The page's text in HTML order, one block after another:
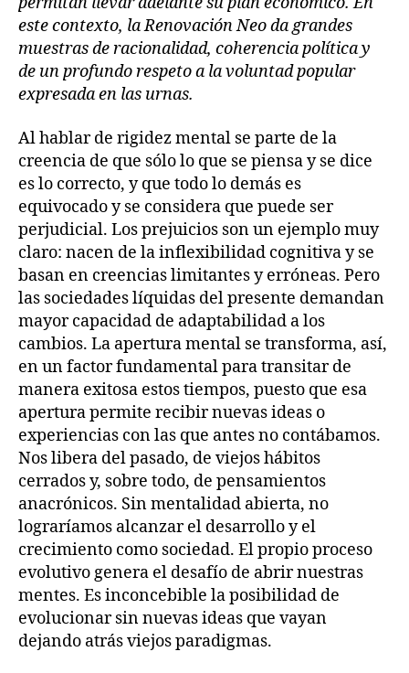
este contexto, la Renovación Neo da grandes
muestras de racionalidad, coherencia política y
de un profundo respeto a la voluntad popular
expresada en las urnas.
Al hablar de rigidez mental se parte de la
creencia de que sólo lo que se piensa y se dice
es lo correcto, y que todo lo demás es
equivocado y se considera que puede ser
perjudicial. Los prejuicios son un ejemplo muy
claro: nacen de la inflexibilidad cognitiva y se
basan en creencias limitantes y erróneas. Pero
las sociedades líquidas del presente demandan
mayor capacidad de adaptabilidad a los
cambios. La apertura mental se transforma, así,
en un factor fundamental para transitar de
manera exitosa estos tiempos, puesto que esa
apertura permite recibir nuevas ideas o
experiencias con las que antes no contábamos.
Nos libera del pasado, de viejos hábitos
cerrados y, sobre todo, de pensamientos
anacrónicos. Sin mentalidad abierta, no
lograríamos alcanzar el desarrollo y el
crecimiento como sociedad. El propio proceso
evolutivo genera el desafío de abrir nuestras
mentes. Es inconcebible la posibilidad de
evolucionar sin nuevas ideas que vayan
dejando atrás viejos paradigmas.